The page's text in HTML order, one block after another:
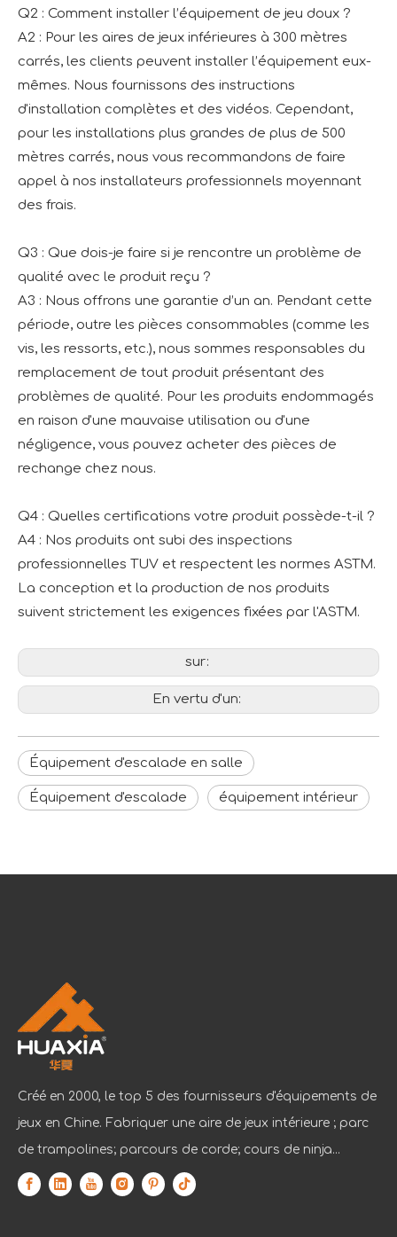
Q2 : Comment installer l’équipement de jeu doux ?
A2 : Pour les aires de jeux inférieures à 300 mètres
carrés, les clients peuvent installer l’équipement eux-
mêmes. Nous fournissons des instructions
d'installation complètes et des vidéos. Cependant,
pour les installations plus grandes de plus de 500
mètres carrés, nous vous recommandons de faire
appel à nos installateurs professionnels moyennant
des frais.
Q3 : Que dois-je faire si je rencontre un problème de
qualité avec le produit reçu ?
A3 : Nous offrons une garantie d’un an. Pendant cette
période, outre les pièces consommables (comme les
vis, les ressorts, etc.), nous sommes responsables du
remplacement de tout produit présentant des
problèmes de qualité. Pour les produits endommagés
en raison d'une mauvaise utilisation ou d'une
négligence, vous pouvez acheter des pièces de
rechange chez nous.
Q4 : Quelles certifications votre produit possède-t-il ?
A4 : Nos produits ont subi des inspections
professionnelles TUV et respectent les normes ASTM.
La conception et la production de nos produits
suivent strictement les exigences fixées par l'ASTM.
sur:
En vertu d'un:
Équipement d'escalade en salle
Équipement d'escalade équipement intérieur
Créé en 2000, le top 5 des fournisseurs d'équipements de
jeux en Chine. Fabriquer une aire de jeux intérieure ; parc
de trampolines; parcours de corde; cours de ninja...